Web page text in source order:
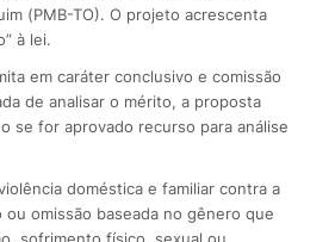
(PMB-TO). O projeto acrescenta
à lei.
em caráter conclusivo e comissão
de analisar o mérito, a proposta
se for aprovado recurso para análise
doméstica e familiar contra a
ou omissão baseada no gênero que
sofrimento físico, sexual ou